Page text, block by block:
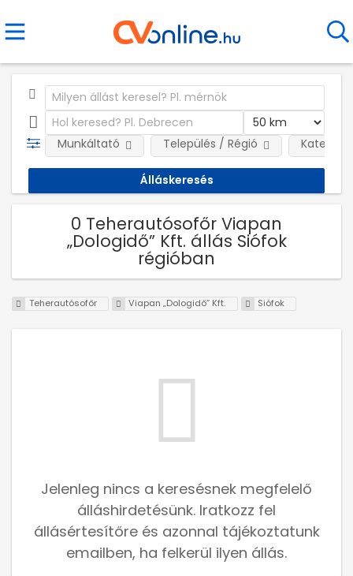
Munkáltató Település / Régió
0 Teherautósofőr Viapan
„Dologidő” Kft. állás Siófok
régióban
Teherautósofőr Viapan „Dologidő” Kft. Siófok
Jelenleg nincs a keresésnek megfelelő
álláshirdetésünk. Iratkozz fel
állásértesítőre és azonnal tájékoztatunk
emailben, ha felkerül ilyen állás.